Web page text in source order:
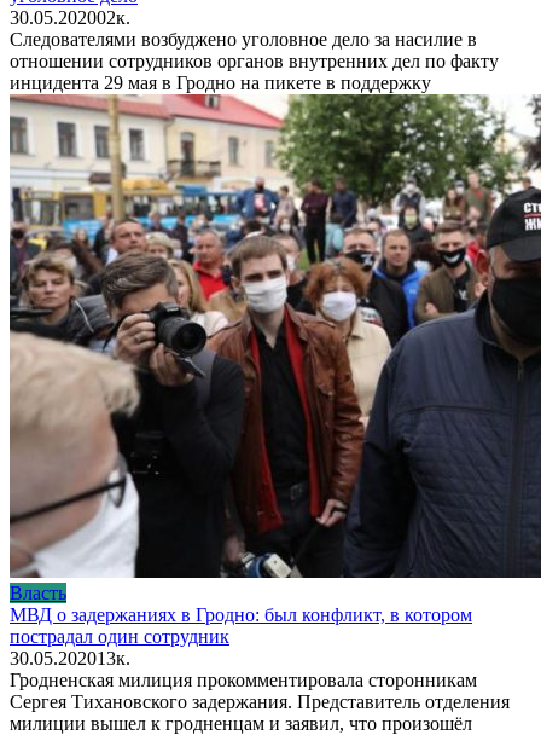
30.05.202002к.
Cледователями возбуджено уголовное дело за насилие в
отношении сотрудников органов внутренних дел по факту
инцидента 29 мая в Гродно на пикете в поддержку
Власть
МВД о задержаниях в Гродно: был конфликт, в котором
пострадал один сотрудник
30.05.202013к.
Гродненская милиция прокомментировала сторонникам
Сергея Тихановского задержания. Представитель отделения
милиции вышел к гродненцам и заявил, что произошёл